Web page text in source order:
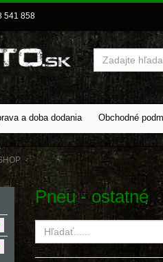
541 858
Vyhľadať
a doba dodania Obchodné
Pneu - ostatné